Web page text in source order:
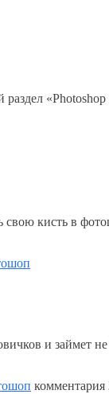
кисть в
и займет
комментария